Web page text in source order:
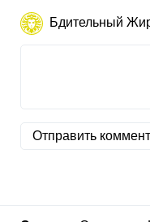
Бдительный
Отправить